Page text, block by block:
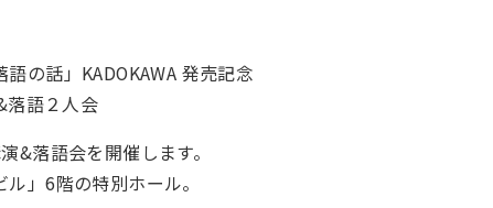
の話」KADOKAWA 発売記念
語２人会
&落語会を開催します。
」6階の特別ホール。